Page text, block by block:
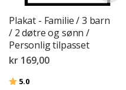
Plakat - Familie / 3 barn
/ 2 døtre og sønn /
Personlig tilpasset
kr 169,00
Karakter:
5.0